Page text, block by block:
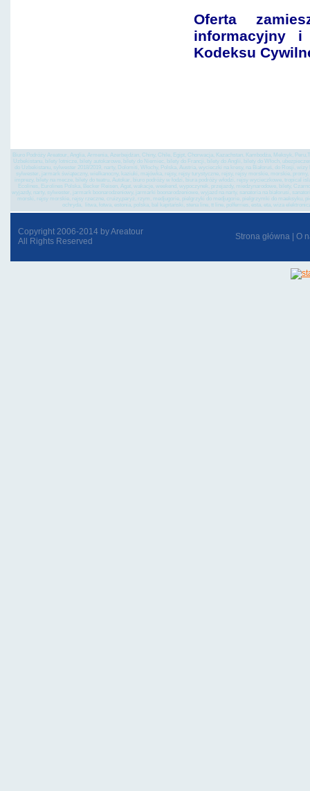
Oferta
informacyjny
Kodeksu
Biuro Podróży Areatour, Anglia, Armenia, Azerbejdżan, Chiny, Chile, Egipt, Chorwacja, Kazachstan, Kambodża, Meksyk,
Uzbekistanu, bilety lotnicze, bilety autokarowe, bilety do Niemiec, bilety do Francji, bilety do Anglii, bilety do Włoch,
do Uzbekistanu, sylwester 2018/2019, narty, Dolomiti, Włochy, Polska, Austria, wycieczki na kresy, na Białoruś, do Rosji,
sylwester, jarmark świąteczny, wielkanocny, kaziuki, majówka, rejsy, rejsy turystyczne, rejsy, rejsy morskie, morskie,
imprezy, bilety na mecze, bilety do teatru, Autokar, biuro podróży w łodzi, biura podróży włodzi, rejsy wycieczkowe,
Ecolines, Eurolines Polska, Becker Reisen, Agat, wakacje, weekend, wypoczynek, przejazdy, miedzynarodowe, bilety,
wyjazdy, narty, sylwester, jarmark boonarodzeniowy, jarmarki boonarodzeniowe, wyjazd na narty, sanatoria na białorusi,
morski, rejsy morskie, rejsy rzeczne, cruizy,paryż, rzym, medjugorie, pielgrzyki do medjugorie, pielgrzymki do maeksyku,
ochryda, litwa, łotwa, estonia, polska, bal kapitański, stena line, tt line, polferries, esta, eta, wiza
Copyright 2006-2014 by Areatour
All Rights Reserved
Strona główna O